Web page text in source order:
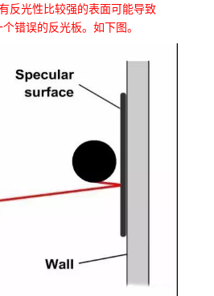
反光性比较强的表面可能导致
错误的反光板。如下图。